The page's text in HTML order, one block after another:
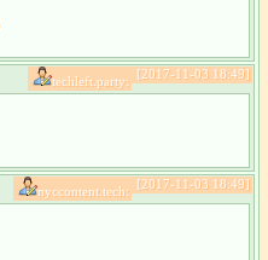
[2017-11-03 18:49]
techleft.party:
[2017-11-03 18:49]
nyccontent.tech: